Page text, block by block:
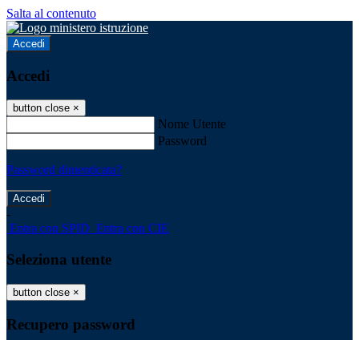
Salta al contenuto
Accedi
Accedi
button close ×
Nome Utente
Password
Password dimenticata?
-
Entra con SPID Entra con CIE
Seleziona utente
button close ×
Recupero password